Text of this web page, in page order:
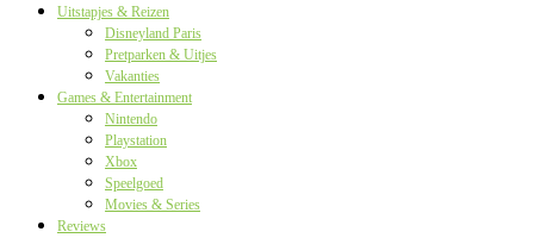
Uitstapjes & Reizen
Disneyland Paris
Pretparken & Uitjes
Vakanties
Games & Entertainment
Nintendo
Playstation
Xbox
Speelgoed
Movies & Series
Reviews